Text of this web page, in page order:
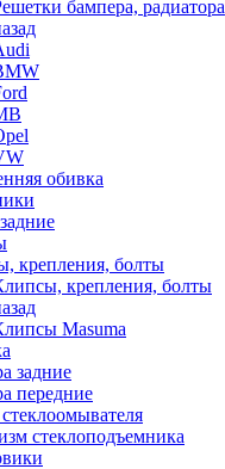
бампера, радиатора
обивка
крепления, болты
крепления, болты
Masuma
задние
передние
стеклоподъемника